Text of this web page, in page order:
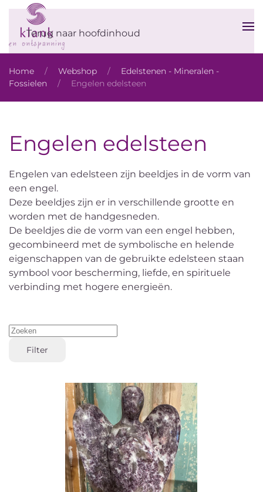
Terug naar hoofdinhoud
Home Webshop
Edelstenen - Mineralen -
Fossielen
Engelen edelsteen
Engelen edelsteen
Engelen van edelsteen zijn beeldjes in de vorm van
een engel.
Deze beeldjes zijn er in verschillende grootte en
worden met de handgesneden.
De beeldjes die de vorm van een engel hebben,
gecombineerd met de symbolische en helende
eigenschappen van de gebruikte edelsteen staan
symbool voor bescherming, liefde, en spirituele
verbinding met hogere energieën.